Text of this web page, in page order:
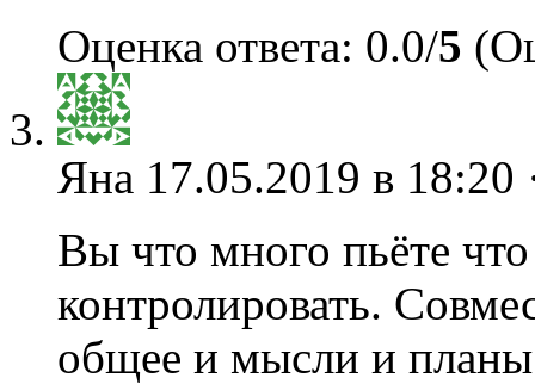
Оценка ответа: 0.0/5
Яна 17.05.2019 в 18:20
Вы что много пьёте
контролировать.
общее и мысли и